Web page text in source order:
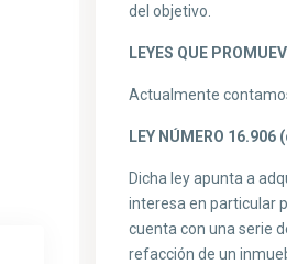
del objetivo.
LEYES QUE
Actualmente
LEY NÚMERO
Dicha ley apunta a
interesa en particular
cuenta con una serie
refacción de un